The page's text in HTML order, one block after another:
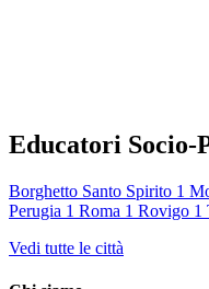
Educatori Socio-
Borghetto Santo Spirito 1
Perugia 1 Roma 1 Rovigo 1
Vedi tutte le città